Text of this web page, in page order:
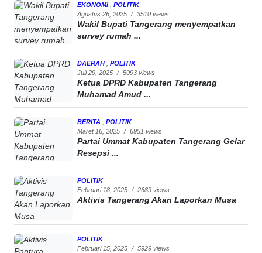
EKONOMI
POLITIK
Agustus 26, 2025 / 3510 views
Wakil Bupati Tangerang menyempatkan
survey rumah ...
DAERAH
POLITIK
Juli 29, 2025 / 5093 views
Ketua DPRD Kabupaten Tangerang
Muhamad Amud ...
BERITA
POLITIK
Maret 16, 2025 / 6951 views
Partai Ummat Kabupaten Tangerang Gelar
Resepsi ...
POLITIK
Februari 18, 2025 / 2689 views
Aktivis Tangerang Akan Laporkan Musa
POLITIK
Februari 15, 2025 / 5929 views